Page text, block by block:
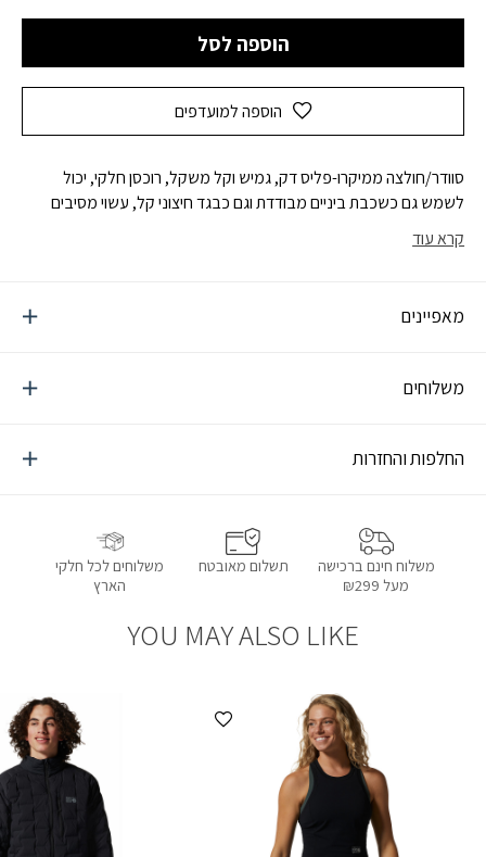
הוספה לסל
הוספה למועדפים
סוודר/חולצה ממיקרו-פליס דק, גמיש וקל משקל, רוכסן חלקי, יכול
לשמש גם כשכבת ביניים מבודדת וגם כבגד חיצוני קל, עשוי מסיבים
קרא עוד
מאפיינים
משלוחים
החלפות והחזרות
משלוח חינם ברכישה
מעל ₪299
תשלום מאובטח
משלוחים לכל חלקי
הארץ
YOU MAY ALSO LIKE
הוספה למועדפים